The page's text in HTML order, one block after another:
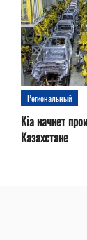
Региональный
Kia начнет
Казахстане